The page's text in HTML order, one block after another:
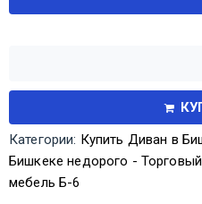
Категории: Купить Диван в
Бишкеке недорого -
мебель Б-6